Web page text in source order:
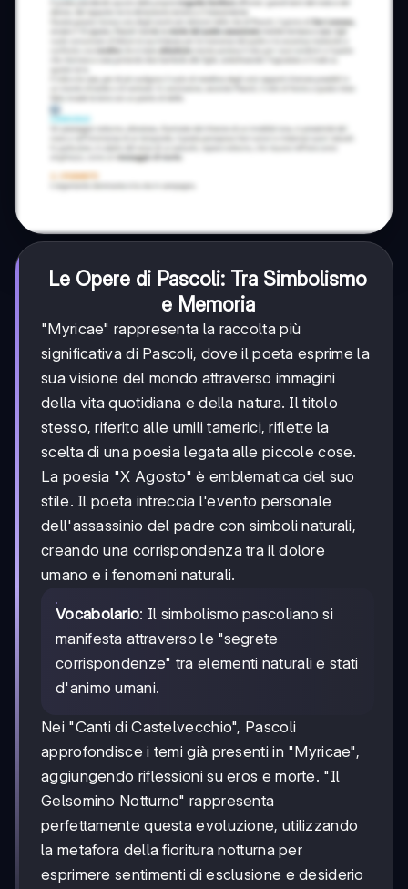
Le Opere di Pascoli: Tra Simbolismo
e Memoria
"Myricae" rappresenta la raccolta più
significativa di Pascoli, dove il poeta esprime la
sua visione del mondo attraverso immagini
della vita quotidiana e della natura. Il titolo
stesso, riferito alle umili tamerici, riflette la
scelta di una poesia legata alle piccole cose.
La poesia "X Agosto" è emblematica del suo
stile. Il poeta intreccia l'evento personale
dell'assassinio del padre con simboli naturali,
creando una corrispondenza tra il dolore
umano e i fenomeni naturali.
Vocabolario: Il simbolismo pascoliano si
manifesta attraverso le "segrete
corrispondenze" tra elementi naturali e stati
d'animo umani.
Nei "Canti di Castelvecchio", Pascoli
approfondisce i temi già presenti in "Myricae",
aggiungendo riflessioni su eros e morte. "Il
Gelsomino Notturno" rappresenta
perfettamente questa evoluzione, utilizzando
la metafora della fioritura notturna per
esprimere sentimenti di esclusione e desiderio